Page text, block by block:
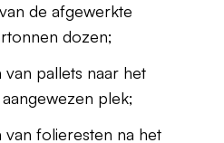
de afgewerkte
dozen;
van pallets naar het
plek;
van folieresten na het